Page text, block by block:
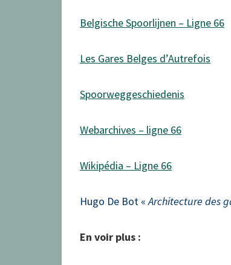
Belgische Spoorlijnen – Ligne 66
Les Gares Belges d’Autrefois
Spoorweggeschiedenis
Webarchives – ligne 66
Wikipédia – Ligne 66
Hugo De Bot «Architecture des
En voir plus :